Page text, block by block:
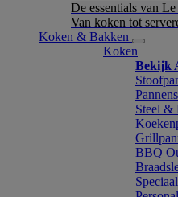
De essentials van
Van koken tot
Koken & Bakken
Koken
Bekijk
Steel &
BBQ